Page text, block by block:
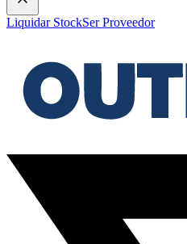
Liquidar StockSer Proveedor